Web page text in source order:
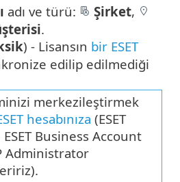
adı ve türü: Şirket,
.
) - Lisansın bir ESET
edilip edilmediği
merkezileştirmek
hesabınıza (ESET
ESET Business Account
Administrator